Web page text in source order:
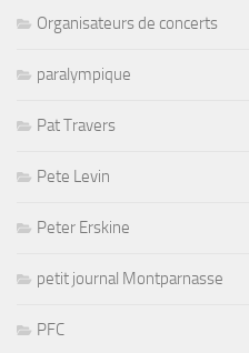
Organisateurs de concerts
paralympique
Pat Travers
Pete Levin
Peter Erskine
petit journal Montparnasse
PFC